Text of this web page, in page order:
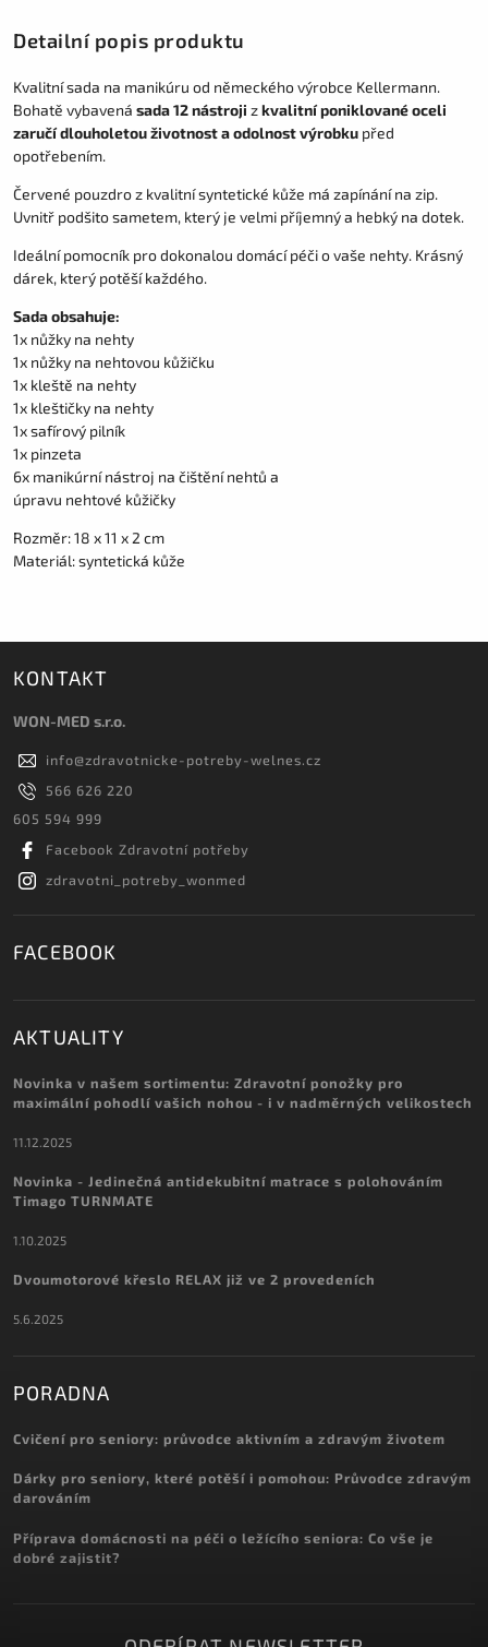
Detailní popis produktu
Kvalitní sada na manikúru od německého výrobce Kellermann.
Bohatě vybavená sada 12 nástroji zkvalitní poniklované oceli
zaručí dlouholetou životnost a odolnost výrobku před
opotřebením.
Červené pouzdro z kvalitní syntetické kůže má zapínání na zip.
Uvnitř podšito sametem, který je velmi příjemný a hebký na dotek.
Ideální pomocník pro dokonalou domácí péči o vaše nehty. Krásný
dárek, který potěší každého.
Sada obsahuje:
1x nůžky na nehty
1x nůžky na nehtovou kůžičku
1x kleště na nehty
1x kleštičky na nehty
1x safírový pilník
1x pinzeta
6x manikúrní nástroj na čištění nehtů a
úpravu nehtové kůžičky
Rozměr: 18 x 11 x 2 cm
Materiál: syntetická kůže
KONTAKT
WON-MED s.r.o.
info@zdravotnicke-potreby-welnes.cz
566 626 220
605 594 999
Facebook Zdravotní potřeby
zdravotni_potreby_wonmed
FACEBOOK
AKTUALITY
Novinka v našem sortimentu: Zdravotní ponožky pro
maximální pohodlí vašich nohou - i v nadměrných velikostech
11.12.2025
Novinka - Jedinečná antidekubitní matrace s polohováním
Timago TURNMATE
1.10.2025
Dvoumotorové křeslo RELAX již ve 2 provedeních
5.6.2025
PORADNA
Cvičení pro seniory: průvodce aktivním a zdravým životem
Dárky pro seniory, které potěší i pomohou: Průvodce zdravým
darováním
Příprava domácnosti na péči o ležícího seniora: Co vše je
dobré zajistit?